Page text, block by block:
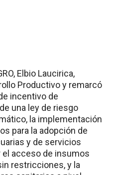
Elbio Laucirica,
Productivo y remarcó
incentivo de
una ley de riesgo
la implementación
para la adopción de
y de servicios
acceso de insumos
restricciones, y la